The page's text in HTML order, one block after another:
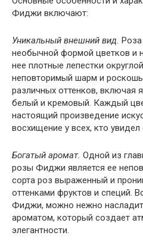
Фиджи включают:
Уникальный внешний вид.
необычной формой цветков и
нее плотные лепестки
неповторимый шарм и
различных оттенков, включая
белый и кремовый. Каждый
настоящий произведение
восхищение у всех, кто увидел
Богатый аромат. Одной из
розы Фиджи является ее
сорта роз выраженный и
оттенками фруктов и специй.
Фиджи, можно нежно
ароматом, который создает
элегантности.